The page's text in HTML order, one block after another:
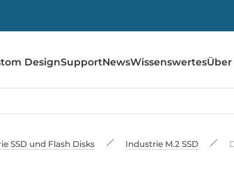
DesignSupportNewsWissenswertes
SSD und Flash Disks Industrie M.2 SSD